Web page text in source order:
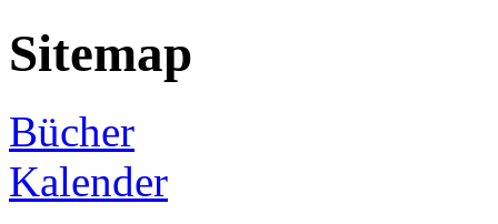
Sitemap
Bücher
Kalender